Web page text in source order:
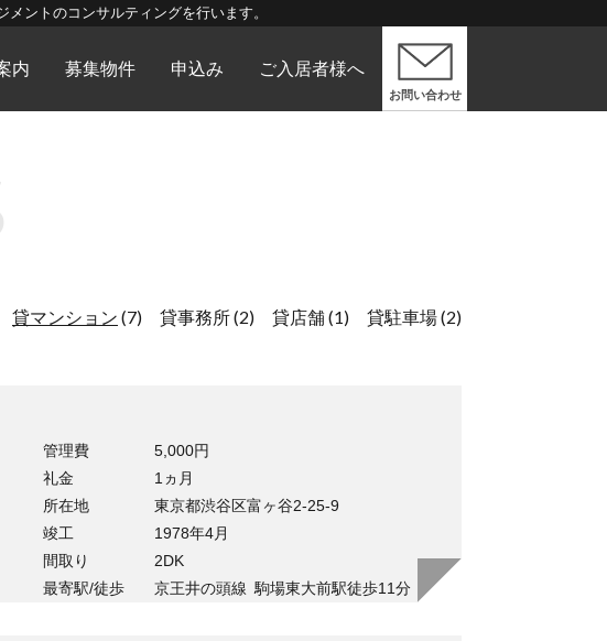
ントのコンサルティングを行います。
内 募集物件 申込み ご入居者様へ
お問い合わせ
貸マンション (7) 貸事務所(2) 貸店舗(1) 貸駐車場(2)
管理費
5,000円
礼金
1ヵ月
所在地
東京都渋谷区富ヶ谷2-25-9
竣工
1978年4月
間取り
2DK
最寄駅/徒歩 京王井の頭線 駒場東大前駅徒歩11分